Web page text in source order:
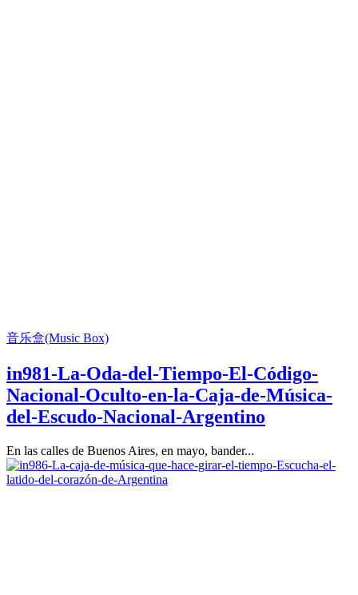
音乐盒(Music Box)
in981-La-Oda-del-Tiempo-El-Código-
Nacional-Oculto-en-la-Caja-de-Música-
del-Escudo-Nacional-Argentino
En las calles de Buenos Aires, en mayo, bander...